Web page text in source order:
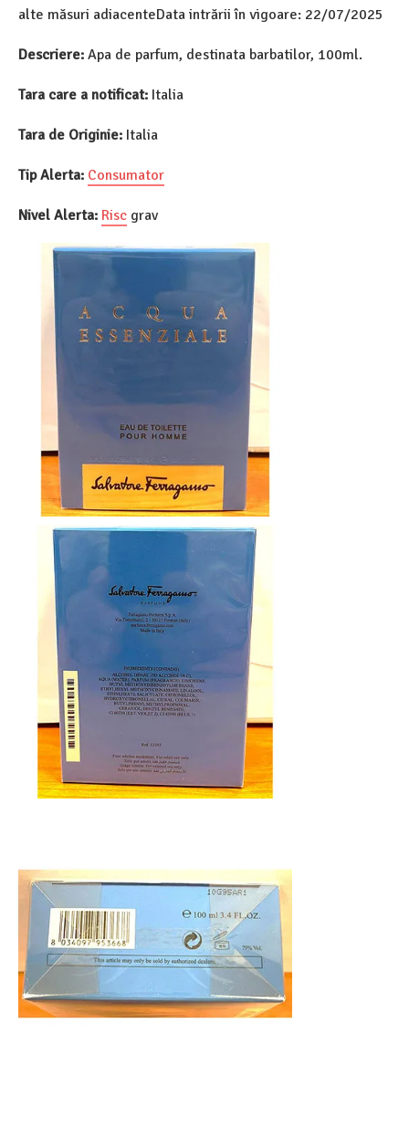
alte măsuri adiacenteData intrării în vigoare: 22/07/2025
Descriere: Apa de parfum, destinata barbatilor, 100ml.
Tara care a notificat: Italia
Tara de Originie: Italia
Tip Alerta: Consumator
Nivel Alerta: Risc grav